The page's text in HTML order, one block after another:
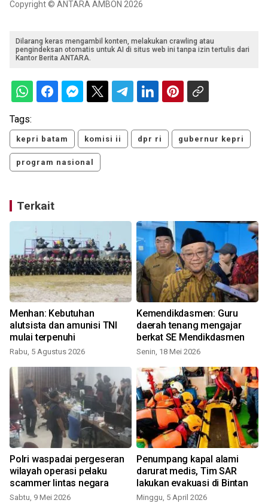
Copyright © ANTARA AMBON 2026
Dilarang keras mengambil konten, melakukan crawling atau
pengindeksan otomatis untuk AI di situs web ini tanpa izin tertulis dari
Kantor Berita ANTARA.
Tags:
kepri batam komisi ii dpr ri gubernur kepri
program nasional
Terkait
Menhan: Kebutuhan
alutsista dan amunisi TNI
mulai terpenuhi
Rabu, 5 Agustus 2026
Kemendikdasmen: Guru
daerah tenang mengajar
berkat SE Mendikdasmen
Senin, 18 Mei 2026
Polri waspadai pergeseran
wilayah operasi pelaku
scammer lintas negara
Sabtu, 9 Mei 2026
Penumpang kapal alami
darurat medis, Tim SAR
lakukan evakuasi di Bintan
Minggu, 5 April 2026